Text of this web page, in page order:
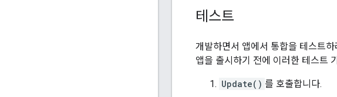
테스트
개발하면서 앱에서 통합을 테스트
앱을 출시하기 전에 이러한 테스트
Update() 를 호출합니다.